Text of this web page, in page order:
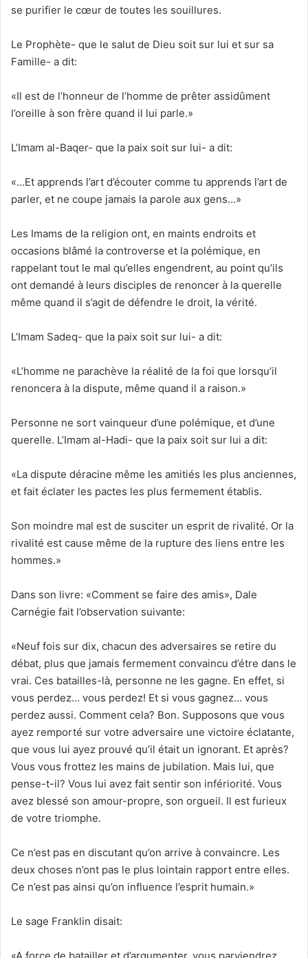
se purifier le cœur de toutes les souillures.
Le Prophète- que le salut de Dieu soit sur lui et sur sa
Famille- a dit:
«Il est de l’honneur de l’homme de prêter assidûment
l’oreille à son frère quand il lui parle.»
L’Imam al-Baqer- que la paix soit sur lui- a dit:
«…Et apprends l’art d’écouter comme tu apprends l’art de
parler, et ne coupe jamais la parole aux gens…»
Les Imams de la religion ont, en maints endroits et
occasions blâmé la controverse et la polémique, en
rappelant tout le mal qu’elles engendrent, au point qu’ils
ont demandé à leurs disciples de renoncer à la querelle
même quand il s’agit de défendre le droit, la vérité.
L’Imam Sadeq- que la paix soit sur lui- a dit:
«L’homme ne parachève la réalité de la foi que lorsqu’il
renoncera à la dispute, même quand il a raison.»
Personne ne sort vainqueur d’une polémique, et d’une
querelle. L’Imam al-Hadi- que la paix soit sur lui a dit:
«La dispute déracine même les amitiés les plus anciennes,
et fait éclater les pactes les plus fermement établis.
Son moindre mal est de susciter un esprit de rivalité. Or la
rivalité est cause même de la rupture des liens entre les
hommes.»
Dans son livre: «Comment se faire des amis», Dale
Carnégie fait l’observation suivante:
«Neuf fois sur dix, chacun des adversaires se retire du
débat, plus que jamais fermement convaincu d’étre dans le
vrai. Ces batailles-là, personne ne les gagne. En effet, si
vous perdez… vous perdez! Et si vous gagnez… vous
perdez aussi. Comment cela? Bon. Supposons que vous
ayez remporté sur votre adversaire une victoire éclatante,
que vous lui ayez prouvé qu’il était un ignorant. Et après?
Vous vous frottez les mains de jubilation. Mais lui, que
pense-t-il? Vous lui avez fait sentir son infériorité. Vous
avez blessé son amour-propre, son orgueil. Il est furieux
de votre triomphe.
Ce n’est pas en discutant qu’on arrive à convaincre. Les
deux choses n’ont pas le plus lointain rapport entre elles.
Ce n’est pas ainsi qu’on influence l’esprit humain.»
Le sage Franklin disait: